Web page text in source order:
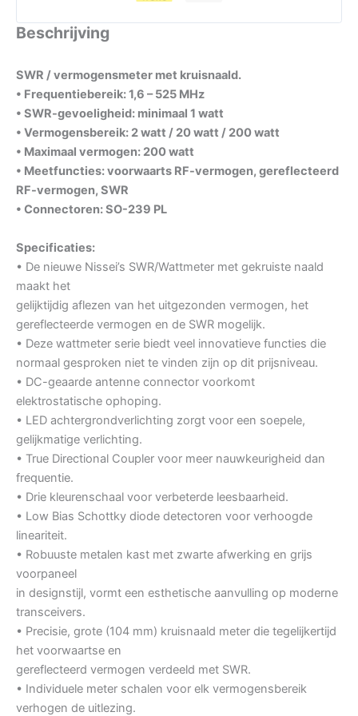
Beschrijving
SWR / vermogensmeter met kruisnaald.
• Frequentiebereik: 1,6 – 525 MHz
• SWR-gevoeligheid: minimaal 1 watt
• Vermogensbereik: 2 watt / 20 watt / 200 watt
• Maximaal vermogen: 200 watt
• Meetfuncties: voorwaarts RF-vermogen, gereflecteerd
RF-vermogen, SWR
• Connectoren: SO-239 PL
Specificaties:
• De nieuwe Nissei’s SWR/Wattmeter met gekruiste naald
maakt het
gelijktijdig aflezen van het uitgezonden vermogen, het
gereflecteerde vermogen en de SWR mogelijk.
• Deze wattmeter serie biedt veel innovatieve functies die
normaal gesproken niet te vinden zijn op dit prijsniveau.
• DC-geaarde antenne connector voorkomt
elektrostatische ophoping.
• LED achtergrondverlichting zorgt voor een soepele,
gelijkmatige verlichting.
• True Directional Coupler voor meer nauwkeurigheid dan
frequentie.
• Drie kleurenschaal voor verbeterde leesbaarheid.
• Low Bias Schottky diode detectoren voor verhoogde
lineariteit.
• Robuuste metalen kast met zwarte afwerking en grijs
voorpaneel
in designstijl, vormt een esthetische aanvulling op moderne
transceivers.
• Precisie, grote (104 mm) kruisnaald meter die tegelijkertijd
het voorwaartse en
gereflecteerd vermogen verdeeld met SWR.
• Individuele meter schalen voor elk vermogensbereik
verhogen de uitlezing.